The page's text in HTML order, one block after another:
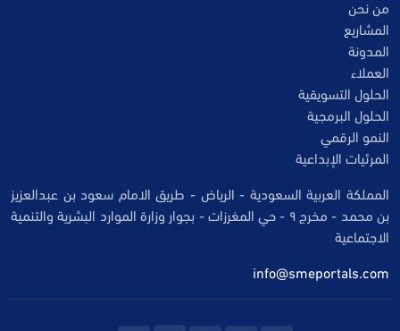
من نحن
المشاريع
المدونة
العملاء
الحلول التسويقية
الحلول البرمجية
النمو الرقمي
المرئيات الإبداعية
المملكة العربية السعودية - الرياض - طريق الامام سعود بن عبدالعزيز
بن محمد - مخرج ٩ - حي المغرزات - بجوار وزارة الموارد البشرية والتنمية
الاجتماعية
info@smeportals.com